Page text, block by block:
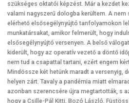
szükséges oktatói képzést. Már a kezdet
valami nagyszerű dologba kerültem. A
elérhető elsősegélynyújtó tanfolyamokon
munkatársakat, amikor felmerült, hogy
elsősegélynyújtó versenyen. A belső
kiderült, hogy az operatív vezető a döntő
nem tud a csapattal tartani, ezért engem
Mindössze két hetünk maradt a versenyig,
helyen zárt. Tavaly a pandémia miatt
azonban szerencsére újra megtartották, s
hogy a Csille-Pál Kitti, Bozó László,